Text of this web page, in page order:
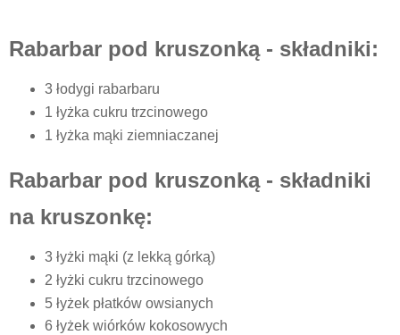
Rabarbar pod kruszonką - składniki:
3 łodygi rabarbaru
1 łyżka cukru trzcinowego
1 łyżka mąki ziemniaczanej
Rabarbar pod kruszonką - składniki
na kruszonkę:
3 łyżki mąki (z lekką górką)
2 łyżki cukru trzcinowego
5 łyżek płatków owsianych
6 łyżek wiórków kokosowych